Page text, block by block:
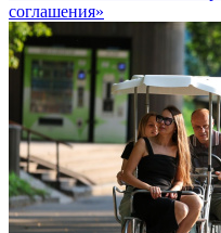
соглашения»